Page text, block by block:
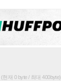
재 0 byte / 최대 400byte)